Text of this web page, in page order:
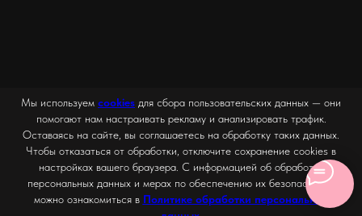
Мы используем cookies для сбора пользовательских данных — они
помогают нам настраивать рекламу и анализировать трафик.
Оставаясь на сайте, вы соглашаетесь на обработку таких данных.
Чтобы отказаться от обработки, отключите сохранение cookies в
настройках вашего браузера. С информацией об обработке
персональных данных и мерах по обеспечению их безопасности
можно ознакомиться в Политике обработки персональных